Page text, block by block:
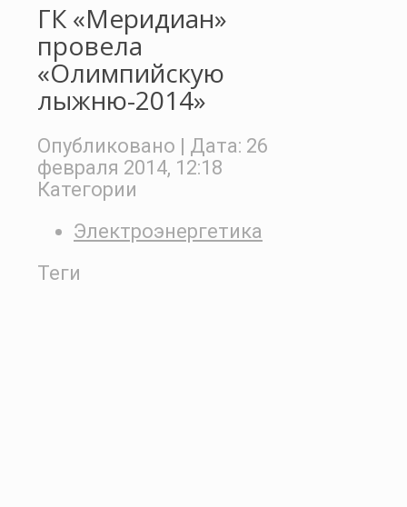
ГК «Меридиан»
провела
«Олимпийскую
лыжню-2014»
Опубликовано | Дата: 26
февраля 2014, 12:18
Категории
Электроэнергетика
Теги